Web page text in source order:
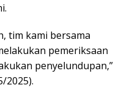
tim kami bersama
pemeriksaan
penyelundupan,”
2025).